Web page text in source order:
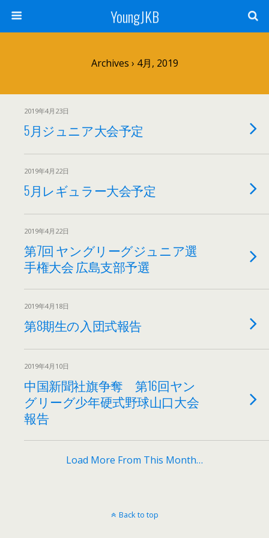
YoungJKB
Archives › 4月, 2019
2019年4月23日
5月ジュニア大会予定
2019年4月22日
5月レギュラー大会予定
2019年4月22日
第7回 ヤングリーグジュニア選
手権大会 広島支部予選
2019年4月18日
第8期生の入団式報告
2019年4月10日
中国新聞社旗争奪 第16回ヤン
グリーグ少年硬式野球山口大会
報告
Load More From This Month…
Back to top